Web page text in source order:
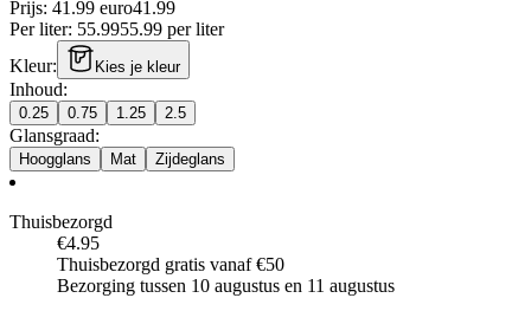
Prijs: 41.99 euro41 .99
Per liter: 55.9955.99 per liter
Kleur: Kies je kleur
Inhoud:
0.25 0.75 1.25 2.5
Glansgraad:
Hoogglans Mat Zijdeglans
Thuisbezorgd
€4.95
Thuisbezorgd gratis vanaf €50
Bezorging tussen 10 augustus en 11 augustus